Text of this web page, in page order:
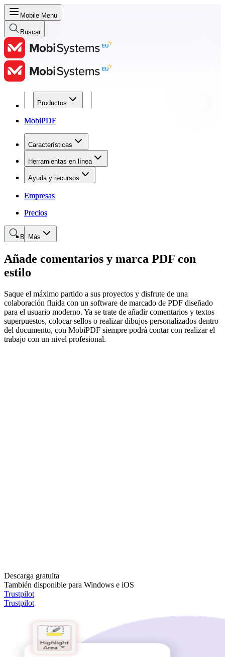
Mobile Menu
Buscar
Productos
MobiPDF
Características
Herramientas en línea
Ayuda y recursos
Empresas
Precios
Más
Productos
MobiPDF
Características
Herramientas en línea
Ayuda y recursos
Empresas
Precios
Buscar
Añade comentarios y marca PDF con
estilo
Saque el máximo partido a sus proyectos y disfrute de una
colaboración fluida con un software de marcado de PDF diseñado
para el usuario moderno. Ya se trate de añadir comentarios y textos
superpuestos, colocar sellos o realizar dibujos personalizados dentro
del documento, con MobiPDF siempre podrá contar con realizar el
trabajo con un nivel profesional.
Descarga gratuita
También disponible para Windows e iOS
Trustpilot
Trustpilot